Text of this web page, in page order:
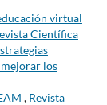
virtual
Científica
mejorar los
, Revista